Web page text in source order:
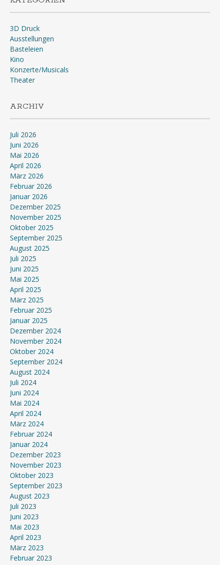
3D Druck
Ausstellungen
Basteleien
Kino
Konzerte/Musicals
Theater
ARCHIV
Juli 2026
Juni 2026
Mai 2026
April 2026
März 2026
Februar 2026
Januar 2026
Dezember 2025
November 2025
Oktober 2025
September 2025
August 2025
Juli 2025
Juni 2025
Mai 2025
April 2025
März 2025
Februar 2025
Januar 2025
Dezember 2024
November 2024
Oktober 2024
September 2024
August 2024
Juli 2024
Juni 2024
Mai 2024
April 2024
März 2024
Februar 2024
Januar 2024
Dezember 2023
November 2023
Oktober 2023
September 2023
August 2023
Juli 2023
Juni 2023
Mai 2023
April 2023
März 2023
Februar 2023